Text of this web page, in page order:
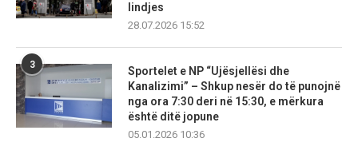
lindjes
28.07.2026 15:52
3
Sportelet e NP “Ujësjellësi dhe
Kanalizimi” – Shkup nesër do të punojnë
nga ora 7:30 deri në 15:30, e mërkura
është ditë jopune
05.01.2026 10:36